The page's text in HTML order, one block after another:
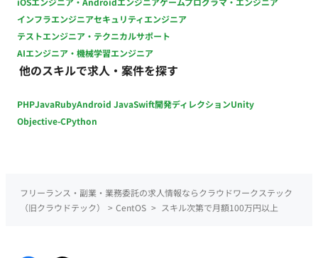
インフラエンジニアセキュリティエンジニア
テストエンジニア・テクニカルサポート
AIエンジニア・機械学習エンジニア
他のスキルで求人・案件を探す
PHPJavaRubyAndroid JavaSwift開発ディレクションUnity
Objective-CPython
フリーランス・副業・業務委託の求人情報ならクラウドワークステック
（旧クラウドテック）
> CentOS > スキル次第で月額100万円以上